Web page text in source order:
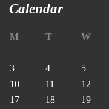
Calendar
M T W
3
4 5
10
11 12
17
18 19